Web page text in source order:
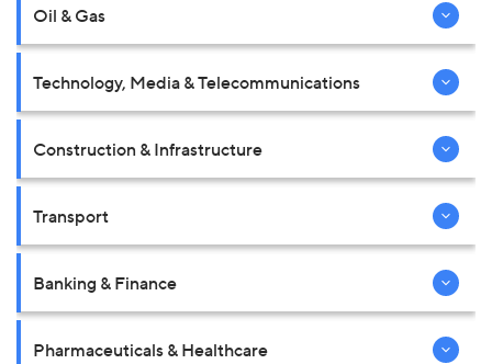
Oil & Gas
Technology, Media & Telecommunications
Construction & Infrastructure
Transport
Banking & Finance
Pharmaceuticals & Healthcare